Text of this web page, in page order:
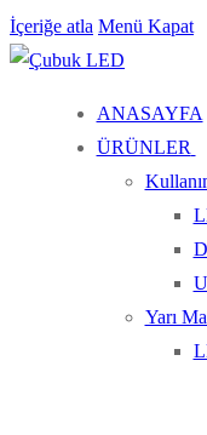
İçeriğe atla Menü Kapat
ANASAYFA
ÜRÜNLER
Yarı